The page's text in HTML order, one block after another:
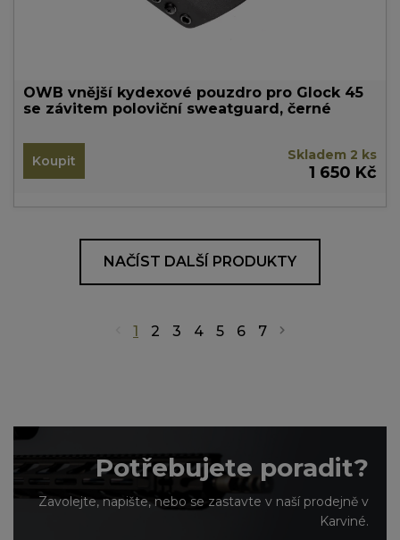
OWB vnější kydexové pouzdro pro Glock 45
se závitem poloviční sweatguard, černé
Koupit Skladem 2 ks
1 650 Kč
NAČÍST DALŠÍ PRODUKTY
1 2 3 4 5 6 7
Potřebujete poradit?
Zavolejte, napište, nebo se zastavte v naší prodejně v
Karviné.